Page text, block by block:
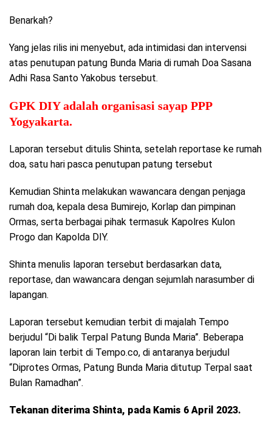
Benarkah?
Yang jelas rilis ini menyebut, ada intimidasi dan intervensi
atas penutupan patung Bunda Maria di rumah Doa Sasana
Adhi Rasa Santo Yakobus tersebut.
GPK DIY adalah organisasi sayap PPP
Yogyakarta.
Laporan tersebut ditulis Shinta, setelah reportase ke rumah
doa, satu hari pasca penutupan patung tersebut
Kemudian Shinta melakukan wawancara dengan penjaga
rumah doa, kepala desa Bumirejo, Korlap dan pimpinan
Ormas, serta berbagai pihak termasuk Kapolres Kulon
Progo dan Kapolda DIY.
Shinta menulis laporan tersebut berdasarkan data,
reportase, dan wawancara dengan sejumlah narasumber di
lapangan.
Laporan tersebut kemudian terbit di majalah Tempo
berjudul “Di balik Terpal Patung Bunda Maria”. Beberapa
laporan lain terbit di Tempo.co, di antaranya berjudul
“Diprotes Ormas, Patung Bunda Maria ditutup Terpal saat
Bulan Ramadhan”.
Tekanan diterima Shinta, pada Kamis 6 April 2023.